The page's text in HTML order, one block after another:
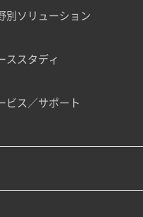
別ソリューション
ススタディ
ビス／サポート